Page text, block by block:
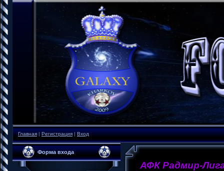
Главная|Регистрация|Вход
Форма входа
АФК Радмир-